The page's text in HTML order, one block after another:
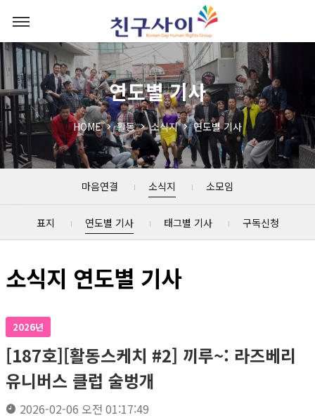
연도별 기사
HOME 활동 소식지 연도별 기사
마음연결 소식지 소모임
표지 연도별 기사 태그별 기사 구독신청
소식지 연도별 기사
2026년
[187호][활동스케치 #2] 끼루~: 라즈베리
유니버스 클럽 술벙개
2026-02-06 오전 01:17:49